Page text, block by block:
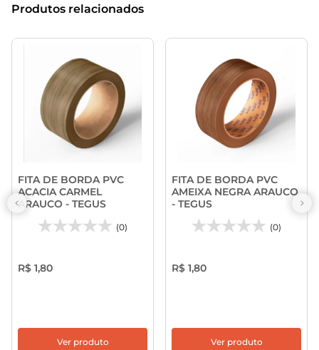
Produtos relacionados
FITA DE BORDA PVC
ACACIA CARMEL
ARAUCO - TEGUS
(0)
R$ 1,80
Ver produto
FITA DE BORDA PVC
AMEIXA NEGRA ARAUCO
- TEGUS
(0)
R$ 1,80
Ver produto